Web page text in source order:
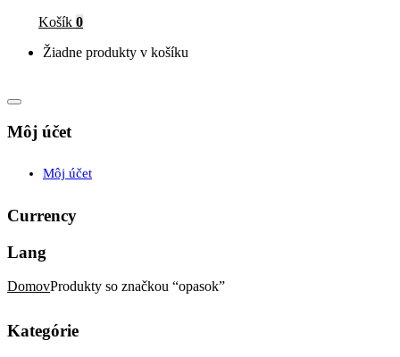
Košík 0
Žiadne produkty v košíku
Môj účet
Môj účet
Currency
Lang
DomovProdukty so značkou “opasok”
Kategórie